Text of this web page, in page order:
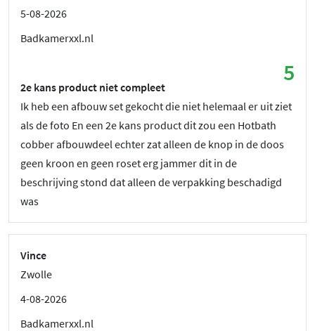
5-08-2026
Badkamerxxl.nl
5
2e kans product niet compleet
Ik heb een afbouw set gekocht die niet helemaal er uit ziet
als de foto En een 2e kans product dit zou een Hotbath
cobber afbouwdeel echter zat alleen de knop in de doos
geen kroon en geen roset erg jammer dit in de
beschrijving stond dat alleen de verpakking beschadigd
was
Vince
Zwolle
4-08-2026
Badkamerxxl.nl